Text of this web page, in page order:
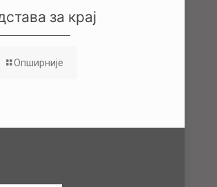
за крај
Опширније